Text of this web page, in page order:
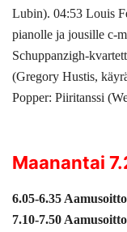
Lubin). 04:53 Louis
pianolle ja jousille c-
Schuppanzigh-
(Gregory Hustis,
Popper: Piiritanssi
Maanantai
6.05-6.35 Aamusoitto
7.10-7.50 Aamusoitto